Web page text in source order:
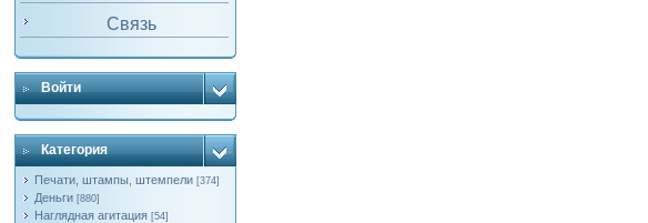
Связь
Войти
Категория
Печати, штампы, штемпели [374]
Деньги [880]
Наглядная агитация [54]